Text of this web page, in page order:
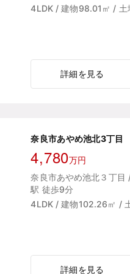
4LDK / 建物98.01㎡ /
詳細を見る
奈良市あやめ池北3丁目
4,780万円
奈良市あやめ池北３丁目
駅 徒歩9分
4LDK / 建物102.26㎡ /
詳細を見る